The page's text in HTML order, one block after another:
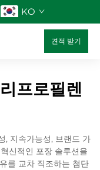
KO
견적 받기
프로필렌
, 지속가능성, 브랜드 가
신적인 포장 솔루션을
를 교차 직조하는 첨단